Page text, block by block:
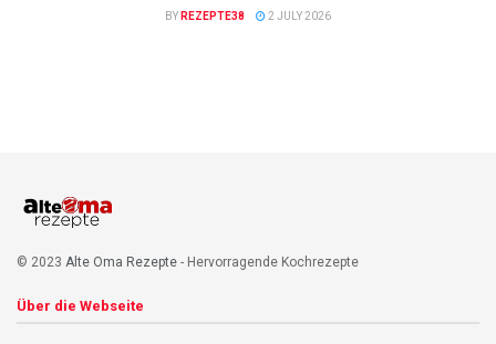
BY REZEPTE38 2 JULY 2026
© 2023 Alte Oma Rezepte - Hervorragende Kochrezepte
Über die Webseite